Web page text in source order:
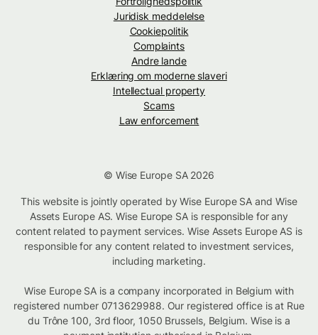
Juridisk meddelelse
Cookiepolitik
Complaints
Andre lande
Erklæring om moderne slaveri
Intellectual property
Scams
Law enforcement
© Wise Europe SA 2026
This website is jointly operated by Wise Europe SA and Wise
Assets Europe AS. Wise Europe SA is responsible for any
content related to payment services. Wise Assets Europe AS is
responsible for any content related to investment services,
including marketing.
Wise Europe SA is a company incorporated in Belgium with
registered number 0713629988. Our registered office is at Rue
du Trône 100, 3rd floor, 1050 Brussels, Belgium. Wise is a